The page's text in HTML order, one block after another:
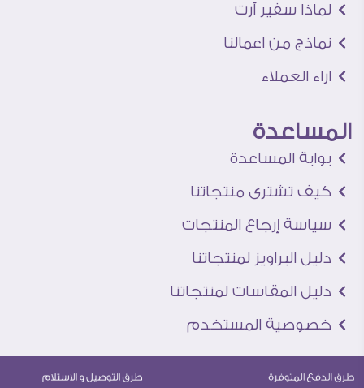
لماذا سفير آرت
نماذج من اعمالنا
اراء العملاء
المساعدة
بوابة المساعدة
كيف تشترى منتجاتنا
سياسة إرجاع المنتجات
دليل البراويز لمنتجاتنا
دليل المقاسات لمنتجاتنا
خصوصية المستخدم